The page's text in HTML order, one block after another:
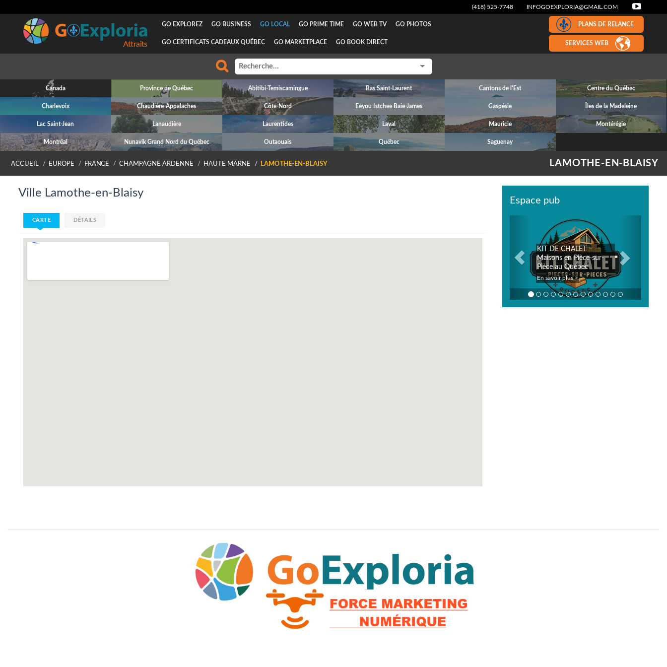
(418) 525-7748 INFOGOEXPLORIA@GMAIL.COM
Attraits
GO EXPLOREZ GO BUSINESS GO LOCAL GO PRIME TIME GO WEB TV GO PHOTOS
GO CERTIFICATS CADEAUX QUÉBEC GO MARKETPLACE GO BOOK DIRECT
PLANS DE RELANCE
SERVICES WEB
Canada Province de Québec Abitibi-Temiscamingue Bas Saint-Laurent Cantons de l'Est Centre du Québec
Charlevoix Chaudière-Appalaches Côte-Nord Eeyou Istchee Baie-James Gaspésie Îles de la Madeleine
Lac Saint-Jean Lanaudière Laurentides Laval Mauricie Montérégie
Montréal Nunavik Grand Nord du Québec Outaouais Québec Saguenay
LAMOTHE-EN-BLAISY
ACCUEIL EUROPE FRANCE CHAMPAGNE ARDENNE HAUTE MARNE LAMOTHE-EN-BLAISY
Ville Lamothe-en-Blaisy
CARTE DÉTAILS
Espace pub
KIT DE CHALET –
Maisons en Pièce-sur-
Pièce au Québec
En savoir plus >